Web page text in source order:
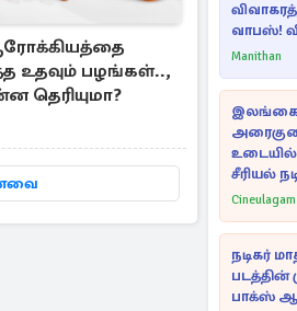
உதவும் பழங்கள்..,
தெரியுமா?
வாபஸ்!
மீண்டும்
Manithan
சீரியல்
அவரே
Cineulagam
நடிகர்
படத்தின்
பாக்ஸ்